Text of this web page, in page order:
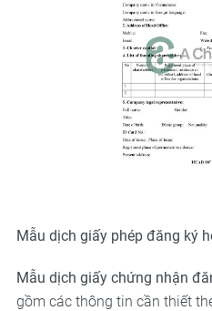
Mẫu dịch giấy phép đăng ký
Mẫu dịch giấy chứng nhận
gồm các thông tin cần thiết